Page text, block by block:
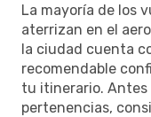
La mayoría de los
aterrizan en el
la ciudad cuenta
recomendable
tu itinerario.
pertenencias,